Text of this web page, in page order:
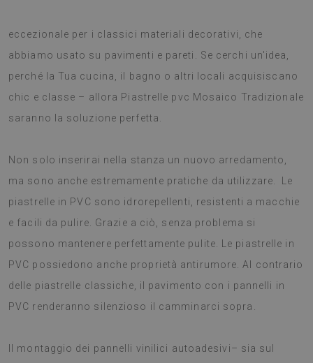
eccezionale per i classici materiali decorativi, che
abbiamo usato su pavimenti e pareti. Se cerchi un'idea,
perché la Tua cucina, il bagno o altri locali acquisiscano
chic e classe – allora Piastrelle pvc Mosaico Tradizionale
saranno la soluzione perfetta.
Non solo inserirai nella stanza un nuovo arredamento,
ma sono anche estremamente pratiche da utilizzare. Le
piastrelle in PVC sono idrorepellenti, resistenti a macchie
e facili da pulire. Grazie a ciò, senza problema si
possono mantenere perfettamente pulite. Le piastrelle in
PVC possiedono anche proprietà antirumore. Al contrario
delle piastrelle classiche, il pavimento con i pannelli in
PVC renderanno silenzioso il camminarci sopra.
Il montaggio dei pannelli vinilici autoadesivi– sia sul